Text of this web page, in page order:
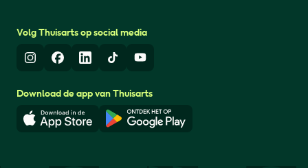
Volg Thuisarts op social media
InstagramFacebook
LinkedInTikTokYoutube
Download de app van Thuisarts
Download in de App StoreDownload in de Google Play